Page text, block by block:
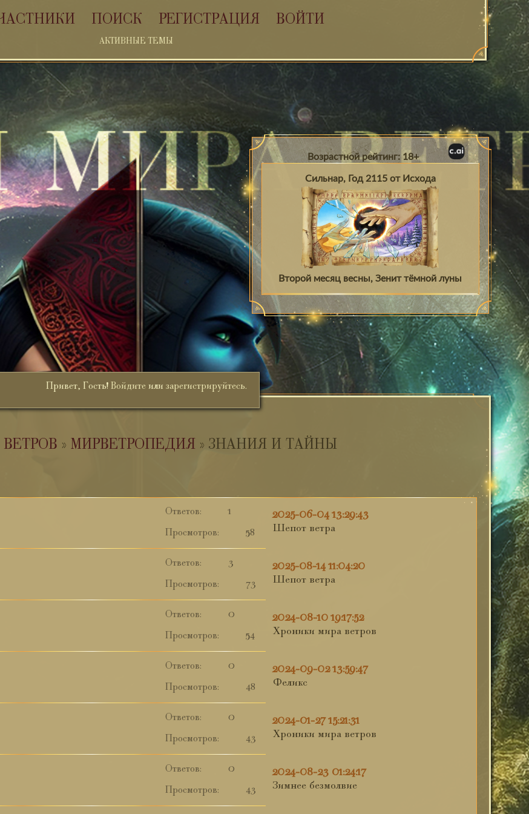
ПОИСК РЕГИСТРАЦИЯ ВОЙТИ
АКТИВНЫЕ ТЕМЫ
Возрастной рейтинг: 18+
Сильнар, Год 2115 от Исхода
Второй месяц весны, Зенит тёмной луны
Привет, Гость! Войдите или зарегистрируйтесь.
ВЕТРОВ » МИРВЕТРОПЕДИЯ » ЗНАНИЯ И ТАЙНЫ
1
58
2025-06-04 13:29:43
Шепот ветра
3
73
2025-08-14 11:04:20
Шепот ветра
0
54
2024-08-10 19:17:52
Хроники мира ветров
0
48
2024-09-02 13:59:47
Феликс
0
43
2024-01-27 15:21:31
Хроники мира ветров
0
43
2024-08-23 01:24:17
Зимнее безмолвие